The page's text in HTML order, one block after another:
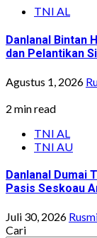
TNI AL
Danlanal Bintan
dan Pelantikan
Agustus 1, 2026
2 min read
TNI AL
TNI AU
Danlanal Dumai
Pasis Seskoau
Juli 30, 2026
Cari